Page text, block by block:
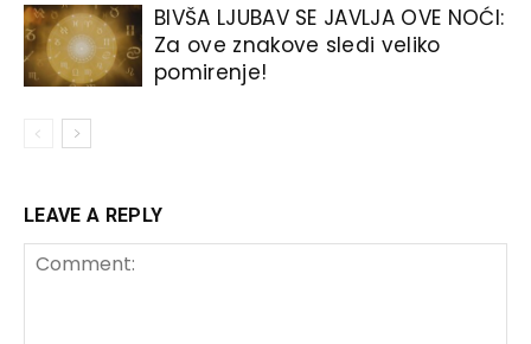
BIVŠA LJUBAV SE JAVLJA OVE NOĆI:
Za ove znakove sledi veliko
pomirenje!
LEAVE A REPLY